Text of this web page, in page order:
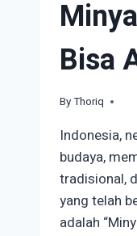
Bisa
ByThoriq
November 15,
Indonesia,
budaya,
tradisional,
yang telah
adalah